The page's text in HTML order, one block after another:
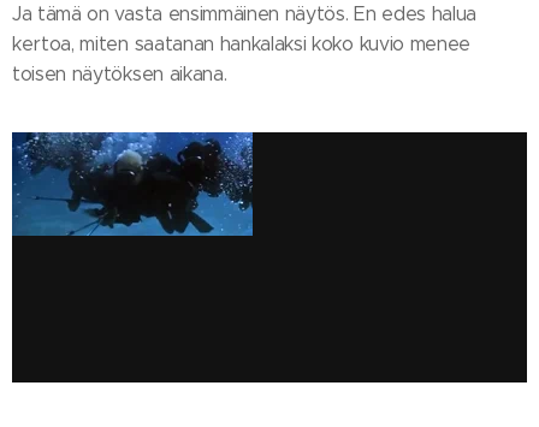
Ja tämä on vasta ensimmäinen näytös. En edes halua
kertoa, miten saatanan hankalaksi koko kuvio menee
toisen näytöksen aikana.